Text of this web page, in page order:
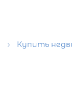
Купить